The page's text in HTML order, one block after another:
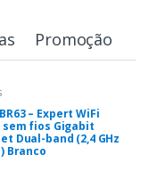
Promoção
– Expert WiFi
fios Gigabit
Dual-band (2,4 GHz
Branco